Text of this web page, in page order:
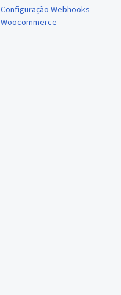
Configuração Webhooks
Woocommerce